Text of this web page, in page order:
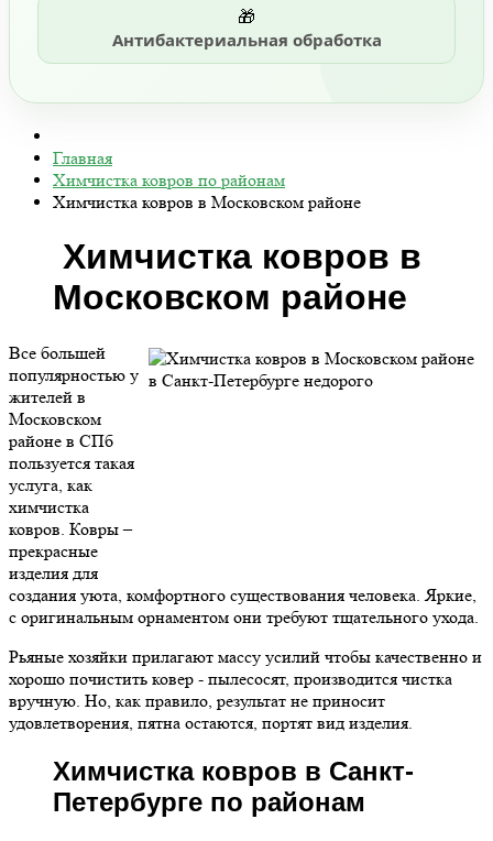
🎁
Антибактериальная обработка
Главная
Химчистка ковров по районам
Химчистка ковров в Московском районе
Химчистка ковров в
Московском районе
Все большей
популярностью у
жителей в
Московском
районе в СПб
пользуется такая
услуга, как
химчистка
ковров. Ковры –
прекрасные
изделия для
создания уюта, комфортного существования человека. Яркие,
с оригинальным орнаментом они требуют тщательного ухода.
Рьяные хозяйки прилагают массу усилий чтобы качественно и
хорошо почистить ковер - пылесосят, производится чистка
вручную. Но, как правило, результат не приносит
удовлетворения, пятна остаются, портят вид изделия.
Химчистка ковров в Санкт-
Петербурге по районам